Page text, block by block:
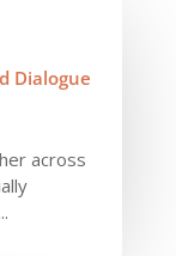
Dialogue
across